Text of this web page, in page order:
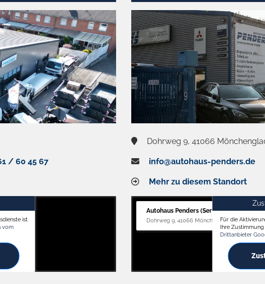
/ 60 45 67
ist
vom
Dohrweg 9, 41066
info@autohaus-penders.de
Mehr zu diesem Standort
Autohaus Penders (Service)
Dohrweg 9, 41066 Mönchengladbach
Für die
Ihre
Drittanbieter